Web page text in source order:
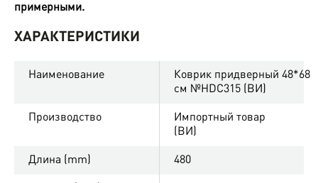
примерными.
ХАРАКТЕРИСТИКИ
Наименование
Коврик придверный 48*68
см №HDC315 (ВИ)
Производство
Импортный товар
(ВИ)
Длина (mm) 480